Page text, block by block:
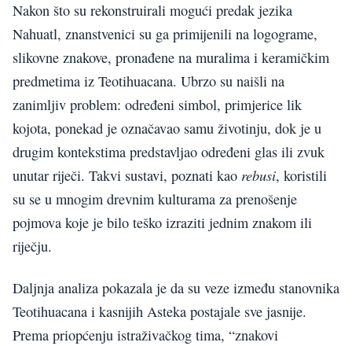
Nakon što su rekonstruirali mogući predak jezika
Nahuatl, znanstvenici su ga primijenili na logograme,
slikovne znakove, pronađene na muralima i keramičkim
predmetima iz Teotihuacana. Ubrzo su naišli na
zanimljiv problem: određeni simbol, primjerice lik
kojota, ponekad je označavao samu životinju, dok je u
drugim kontekstima predstavljao određeni glas ili zvuk
unutar riječi. Takvi sustavi, poznati kao rebusi, koristili
su se u mnogim drevnim kulturama za prenošenje
pojmova koje je bilo teško izraziti jednim znakom ili
riječju.
Daljnja analiza pokazala je da su veze između stanovnika
Teotihuacana i kasnijih Asteka postajale sve jasnije.
Prema priopćenju istraživačkog tima, “znakovi